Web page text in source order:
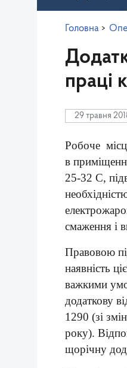
Головна >
праці
29 травня
Робоче
в
25-32 С,
смаження і
Правовою
наявність
важкими
додаткову
1290 (зі
року).
щорічну